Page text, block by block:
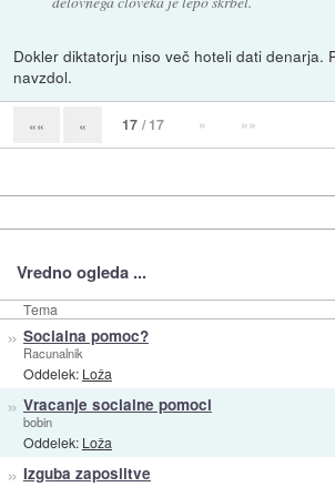
Dokler diktatorju niso več hoteli dati denarja.
navzdol.
«« « 17 / 17 » »»
Vredno ogleda ...
Tema
» Socialna pomoc?
Racunalnik
Oddelek: Loža
» Vracanje socialne pomoci
bobin
Oddelek: Loža
» Izguba zaposlitve